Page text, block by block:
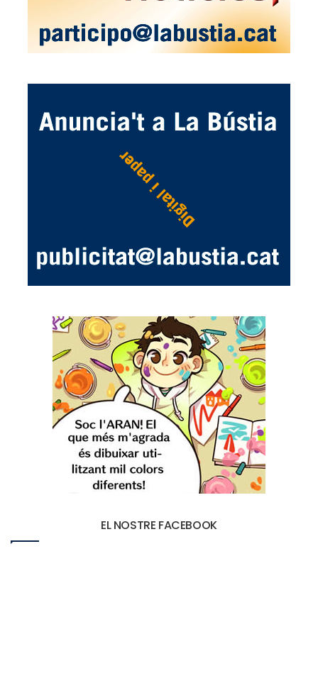
EL NOSTRE FACEBOOK